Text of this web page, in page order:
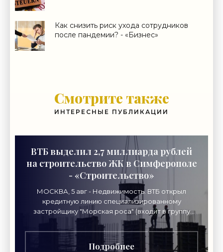
Как снизить риск ухода сотрудников
после пандемии? - «Бизнес»
Смотрите также
ИНТЕРЕСНЫЕ ПУБЛИКАЦИИ
ВТБ выделил 2,7 миллиарда рублей
на строительство ЖК в Симферополе
- «Строительство»
МОСКВА, 5 авг - Недвижимость. ВТБ открыл
кредитную линию специализированному
застройщику "Морская роса" (входит в группу
"Монолит") в 2,7 миллиарда рублей для
Подробнее